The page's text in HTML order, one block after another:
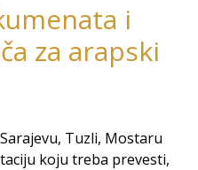
i
za arapski
Tuzli, Mostaru
koju treba prevesti,